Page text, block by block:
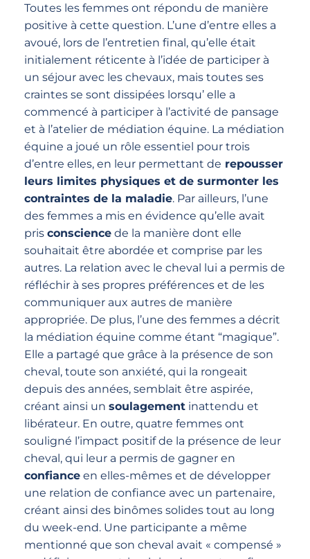
Toutes les femmes ont répondu de manière
positive à cette question. L’une d’entre elles a
avoué, lors de l’entretien final, qu’elle était
initialement réticente à l’idée de participer à
un séjour avec les chevaux, mais toutes ses
craintes se sont dissipées lorsqu’ elle a
commencé à participer à l’activité de pansage
et à l’atelier de médiation équine. La médiation
équine a joué un rôle essentiel pour trois
d’entre elles, en leur permettant de repousser
leurs limites physiques et de surmonter les
contraintes de la maladie. Par ailleurs, l’une
des femmes a mis en évidence qu’elle avait
pris conscience de la manière dont elle
souhaitait être abordée et comprise par les
autres. La relation avec le cheval lui a permis de
réfléchir à ses propres préférences et de les
communiquer aux autres de manière
appropriée. De plus, l’une des femmes a décrit
la médiation équine comme étant “magique”.
Elle a partagé que grâce à la présence de son
cheval, toute son anxiété, qui la rongeait
depuis des années, semblait être aspirée,
créant ainsi un soulagement inattendu et
libérateur. En outre, quatre femmes ont
souligné l’impact positif de la présence de leur
cheval, qui leur a permis de gagner en
confiance en elles-mêmes et de développer
une relation de confiance avec un partenaire,
créant ainsi des binômes solides tout au long
du week-end. Une participante a même
mentionné que son cheval avait « compensé »